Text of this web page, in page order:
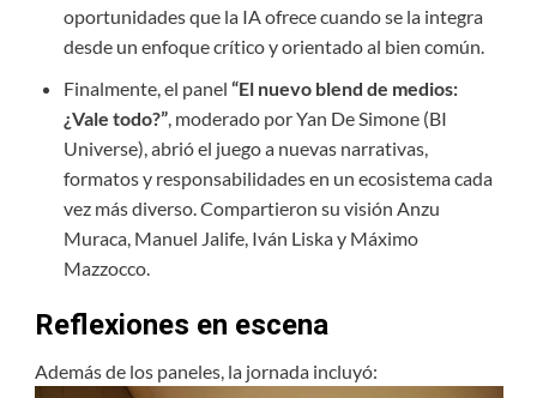
oportunidades que la IA ofrece cuando se la integra
desde un enfoque crítico y orientado al bien común.
Finalmente, el panel “El nuevo blend de medios:
¿Vale todo?”, moderado por Yan De Simone (BI
Universe), abrió el juego a nuevas narrativas,
formatos y responsabilidades en un ecosistema cada
vez más diverso. Compartieron su visión Anzu
Muraca, Manuel Jalife, Iván Liska y Máximo
Mazzocco.
Reflexiones en escena
Además de los paneles, la jornada incluyó: